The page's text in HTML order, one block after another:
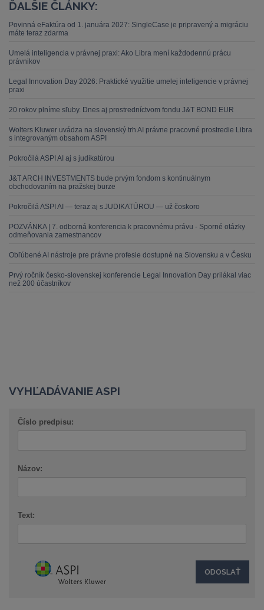
ĎALŠIE ČLÁNKY:
Povinná eFaktúra od 1. januára 2027: SingleCase je pripravený a migráciu
máte teraz zdarma
Umelá inteligencia v právnej praxi: Ako Libra mení každodennú prácu
právnikov
Legal Innovation Day 2026: Praktické využitie umelej inteligencie v právnej
praxi
20 rokov plníme sľuby. Dnes aj prostredníctvom fondu J&T BOND EUR
Wolters Kluwer uvádza na slovenský trh AI právne pracovné prostredie Libra
s integrovaným obsahom ASPI
Pokročilá ASPI AI aj s judikatúrou
J&T ARCH INVESTMENTS bude prvým fondom s kontinuálnym
obchodovaním na pražskej burze
Pokročilá ASPI AI — teraz aj s JUDIKATÚROU — už čoskoro
POZVÁNKA | 7. odborná konferencia k pracovnému právu - Sporné otázky
odmeňovania zamestnancov
Obľúbené AI nástroje pre právne profesie dostupné na Slovensku a v Česku
Prvý ročník česko-slovenskej konferencie Legal Innovation Day prilákal viac
než 200 účastníkov
VYHĽADÁVANIE ASPI
Číslo predpisu:
Názov:
Text: